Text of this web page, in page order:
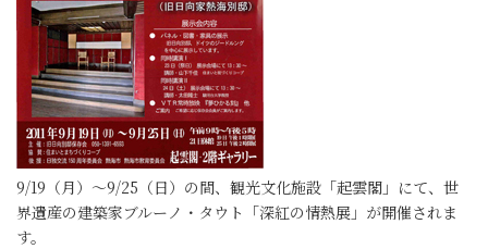
9/19（月）～9/25（日）の間、観光文化施設「起雲閣」にて、世
界遺産の建築家ブルーノ・タウト「深紅の情熱展」が開催されま
す。